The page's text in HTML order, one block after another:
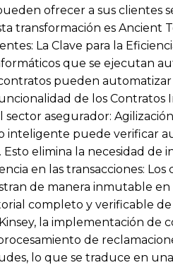
ofrecer a sus clientes
transformación es Ancient
La Clave para la
que se ejecutan
pueden automatizar
de los
sector asegurador:
inteligente puede verificar
elimina la necesidad de
en las transacciones:
de manera inmutable
completo y verificable
la implementación de
de
lo que se traduce en